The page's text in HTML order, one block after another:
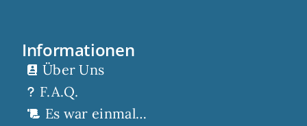
Informationen
Über Uns
F.A.Q.
Es war einmal…